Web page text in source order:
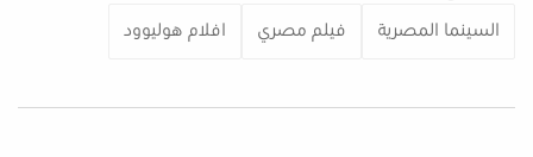
السينما المصرية فيلم مصري افلام هوليوود